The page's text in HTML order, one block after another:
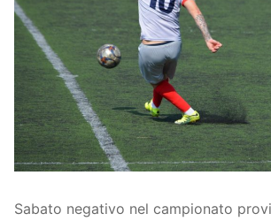
Home
Società
La Storia
Organigramma
Centro Sportivo
Prima Squadra
Settore Giovanile
Organizzazione
Campionati
Sabato negativo nel campionato